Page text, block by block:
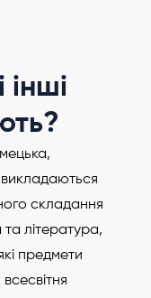
інші
викладаються
складання
література,
предмети